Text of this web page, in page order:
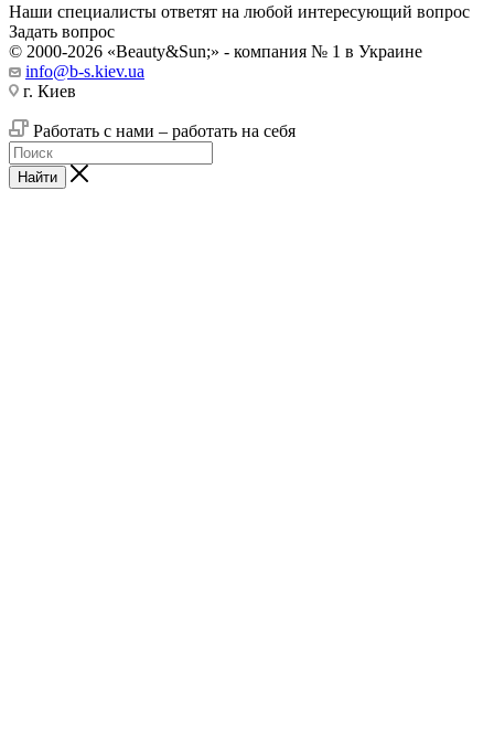
Наши специалисты ответят на любой интересующий вопрос
Задать вопрос
© 2000-2026 «Beauty&Sun;» - компания № 1 в Украине
info@b-s.kiev.ua
г. Киев
Работать с нами – работать на себя
Найти